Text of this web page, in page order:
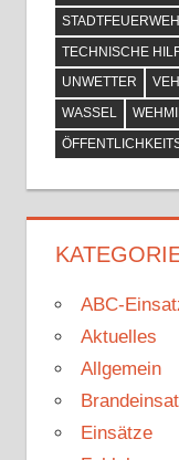
TECHNISCHE
UNWETTER
WASSEL
ABC-
Aktuelles
Allgemein
Einsätze